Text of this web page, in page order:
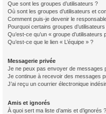
Que sont les groupes d’utilisateurs ?
Où sont les groupes d’utilisateurs et
Comment puis-je devenir le
Pourquoi certains groupes
Qu’est-ce qu’un « groupe d’utilisateurs
Qu’est-ce que le lien « L’équipe » ?
Messagerie privée
Je ne peux pas envoyer de messages
Je continue à recevoir des messages
J’ai reçu un courrier électronique
Amis et ignorés
À quoi sert ma liste d’amis et d’ignorés ?